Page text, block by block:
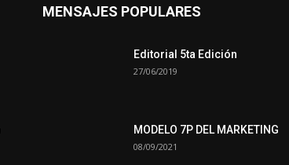
MENSAJES POPULARES
Editorial 5ta Edición
27/06/2019
MODELO 7P DEL MARKETING
08/09/2021